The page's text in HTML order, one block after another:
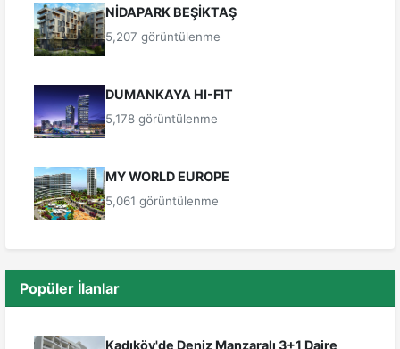
NİDAPARK BEŞİKTAŞ
5,207 görüntülenme
DUMANKAYA HI-FIT
5,178 görüntülenme
MY WORLD EUROPE
5,061 görüntülenme
Popüler İlanlar
Kadıköy'de Deniz Manzaralı 3+1 Daire